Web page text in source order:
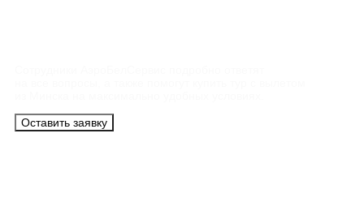
Оставить заявку